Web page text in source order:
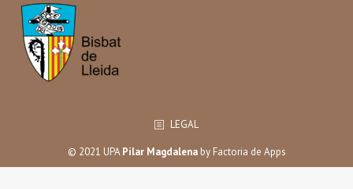
LEGAL
© 2021 UPAPilar Magdalenaby Factoria de Apps